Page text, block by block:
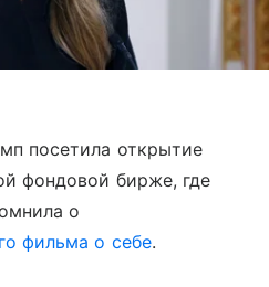
посетила открытие
фондовой бирже, где
о
фильма о себе.